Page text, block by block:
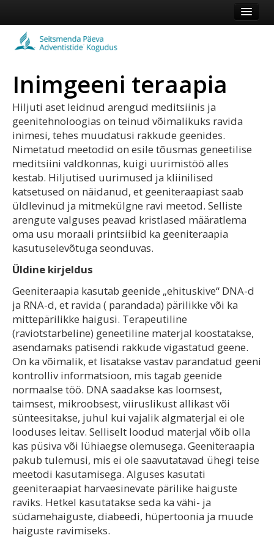
Koduleht
Vaata veel
Logi sisse või registreeru
Inimgeeni teraapia
Hiljuti aset leidnud arengud meditsiinis ja
geenitehnoloogias on teinud võimalikuks ravida
inimesi, tehes muudatusi rakkude geenides.
Nimetatud meetodid on esile tõusmas geneetilise
meditsiini valdkonnas, kuigi uurimistöö alles
kestab. Hiljutised uurimused ja kliinilised
katsetused on näidanud, et geeniteraapiast saab
üldlevinud ja mitmekülgne ravi meetod. Selliste
arengute valguses peavad kristlased määratlema
oma usu moraali printsiibid ka geeniteraapia
kasutuselevõtuga seonduvas.
Üldine kirjeldus
Geeniteraapia kasutab geenide „ehituskive“ DNA-d
ja RNA-d, et ravida ( parandada) pärilikke või ka
mittepärilikke haigusi. Terapeutiline
(raviotstarbeline) geneetiline materjal koostatakse,
asendamaks patisendi rakkude vigastatud geene.
On ka võimalik, et lisatakse vastav parandatud geeni
kontrolliv informatsioon, mis tagab geenide
normaalse töö. DNA saadakse kas loomsest,
taimsest, mikroobsest, viiruslikust allikast või
sünteesitakse, juhul kui vajalik algmaterjal ei ole
looduses leitav. Selliselt loodud materjal võib olla
kas püsiva või lühiaegse olemusega. Geeniteraapia
pakub tulemusi, mis ei ole saavutatavad ühegi teise
meetodi kasutamisega. Alguses kasutati
geeniteraapiat harvaesinevate pärilike haiguste
raviks. Hetkel kasutatakse seda ka vähi- ja
südamehaiguste, diabeedi, hüpertoonia ja muude
haiguste ravimiseks.